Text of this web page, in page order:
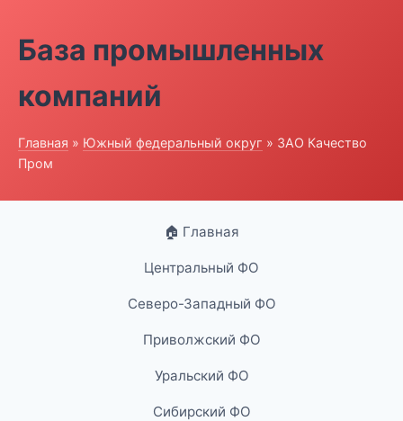
База промышленных
компаний
Главная » Южный федеральный округ » ЗАО Качество
Пром
🏠 Главная
Центральный ФО
Северо-Западный ФО
Приволжский ФО
Уральский ФО
Сибирский ФО